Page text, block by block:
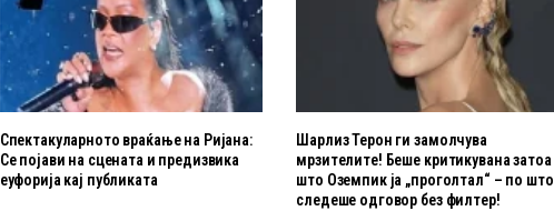
Спектакуларното враќање на Ријана:
Се појави на сцената и предизвика
еуфорија кај публиката
Шарлиз Терон ги замолчува
мрзителите! Беше критикувана затоа
што Оземпик ја „проголтал“ – по што
следеше одговор без филтер!